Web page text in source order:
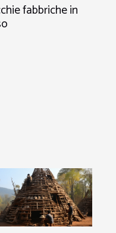
fabbriche in